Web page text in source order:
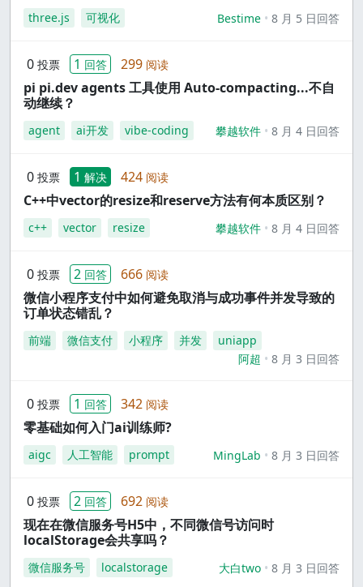
three.js 可视化 Bestime 8 月 5 日回答
0 投票 1 回答 299 阅读
pi pi.dev agents 工具使用 Auto-compacting...不自
动继续？
agent ai开发 vibe-coding 攀越软件 8 月 4 日回答
0 投票 1 解决 424 阅读
C++中vector的resize和reserve方法有何本质区别？
c++ vector resize 攀越软件 8 月 4 日回答
0 投票 2 回答 666 阅读
微信小程序支付中如何避免取消与成功事件并发导致的
订单状态错乱？
前端 微信支付 小程序 并发
uniapp
阿超
8 月 3 日回答
0 投票 1 回答 342 阅读
零基础如何入门ai训练师?
aigc 人工智能 prompt MingLab 8 月 3 日回答
0 投票 2 回答 692 阅读
现在在微信服务号H5中，不同微信号访问时
localStorage会共享吗？
微信服务号 localstorage 大白two 8 月 3 日回答